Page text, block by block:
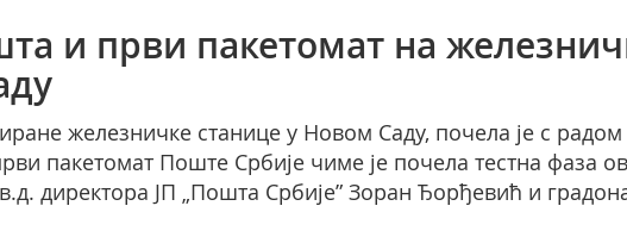
и први пакетомат на
железничке станице у Новом Саду, почела је с
пакетомат Поште Србије чиме је почела тестна фаза
директора ЈП „Пошта Србије” Зоран Ђорђевић и